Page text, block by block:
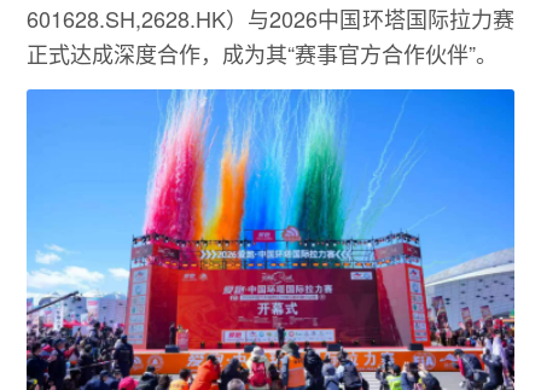
601628.SH,2628.HK）与2026中国环塔国际拉力赛
正式达成深度合作，成为其“赛事官方合作伙伴”。